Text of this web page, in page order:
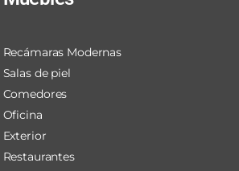
Recámaras Modernas
Salas de piel
Comedores
Oficina
Exterior
Restaurantes